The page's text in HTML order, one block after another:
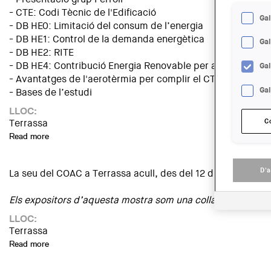
- CTE: Codi Tècnic de l'Edificació
- DB HE0: Limitació del consum de l’energia
- DB HE1: Control de la demanda energètica
- DB HE2: RITE
- DB HE4: Contribució Energia Renovable per a ACS
- Avantatges de l'aerotèrmia per complir el CTE
- Bases de l’estudi
LLOC:
Terrassa
Read more
La seu del COAC a Terrassa acull, des del 12 d’abril fins al
Els expositors d’aquesta mostra som una colla diversa
LLOC:
Terrassa
Read more